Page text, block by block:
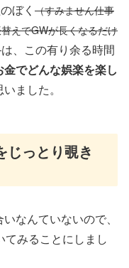
ぼく （すみません仕事
えでGWが長くなるだけ
は、この有り余る時間
でどんな娯楽を楽し
ました。
じっとり覗き
なんていないので、
みることにしまし